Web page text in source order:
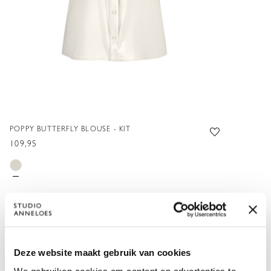
Deze website maakt gebruik van cookies
POPPY BUTTERFLY BLOUSE - KIT
109,95
XXS XS XXL
VOEG TOE